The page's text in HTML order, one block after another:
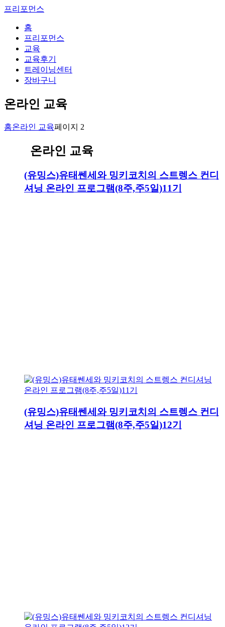
프리포먼스
홈
프리포먼스
교육
교육후기
트레이닝센터
장바구니
온라인 교육
홈온라인 교육페이지 2
온라인 교육
(유밍스)유태쎈세와 밍키코치의 스트렝스 컨디
셔닝 온라인 프로그램(8주,주5일)11기
(유밍스)유태쎈세와 밍키코치의 스트렝스 컨디
셔닝 온라인 프로그램(8주,주5일)12기